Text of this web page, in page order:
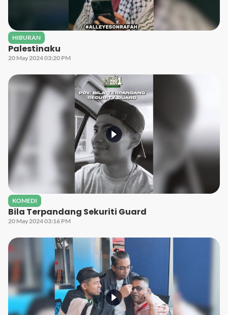
HIBURAN
Palestinaku
20 May 2024 03:20 PM
KOMEDI
Bila Terpandang Sekuriti Guard
20 May 2024 03:16 PM